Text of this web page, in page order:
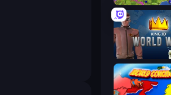
Hex Empire
King.io World